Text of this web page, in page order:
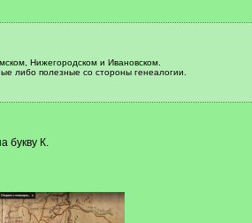
Нижегородском и Ивановском.
либо полезные со стороны генеалогии.
букву К.